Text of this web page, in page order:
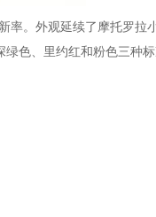
率。外观延续了摩托罗拉
绿色、里约红和粉色三种